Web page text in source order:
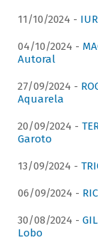
11/10/2024 -
04/10/2024 -
Autoral
27/09/2024 -
Aquarela
20/09/2024 -
Garoto
13/09/2024 -
06/09/2024 -
30/08/2024 -
Lobo